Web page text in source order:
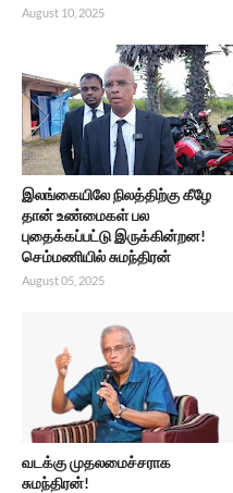
August 10, 2025
இலங்கையிலே நிலத்திற்கு கீழே
தான் உண்மைகள் பல
புதைக்கப்பட்டு இருக்கின்றன!
செம்மணியில் சுமந்திரன்
August 05, 2025
வடக்கு முதலமைச்சராக
சுமந்திரன்!